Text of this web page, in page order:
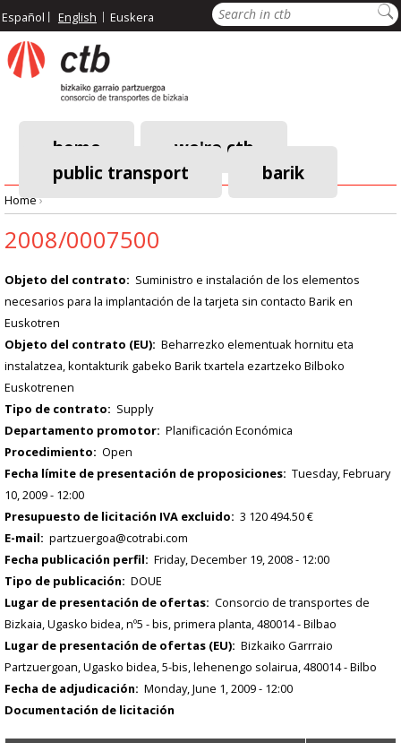
Skip
to
main
content
Search
Español English Euskera
Main
navigation
home
we're ctb
public transport
barik
Breadcrumb
Home›
2008/0007500
Objeto del contrato
Suministro e instalación de los elementos
necesarios para la implantación de la tarjeta sin contacto Barik en
Euskotren
Objeto del contrato (EU) Beharrezko elementuak hornitu eta
instalatzea, kontakturik gabeko Barik txartela ezartzeko Bilboko
Euskotrenen
Tipo de contrato
Supply
Departamento promotor Planificación Económica
Procedimiento
Open
Fecha límite de presentación de proposiciones Tuesday, February
10, 2009 - 12:00
Presupuesto de licitación IVA excluido
3 120 494.50 €
E-mail
partzuergoa@cotrabi.com
Fecha publicación perfil
Friday, December 19, 2008 - 12:00
Tipo de publicación
DOUE
Lugar de presentación de ofertas Consorcio de transportes de
Bizkaia, Ugasko bidea, nº5 - bis, primera planta, 480014 - Bilbao
Lugar de presentación de ofertas (EU) Bizkaiko Garrraio
Partzuergoan, Ugasko bidea, 5-bis, lehenengo solairua, 480014 - Bilbo
Fecha de adjudicación
Monday, June 1, 2009 - 12:00
Documentación de licitación